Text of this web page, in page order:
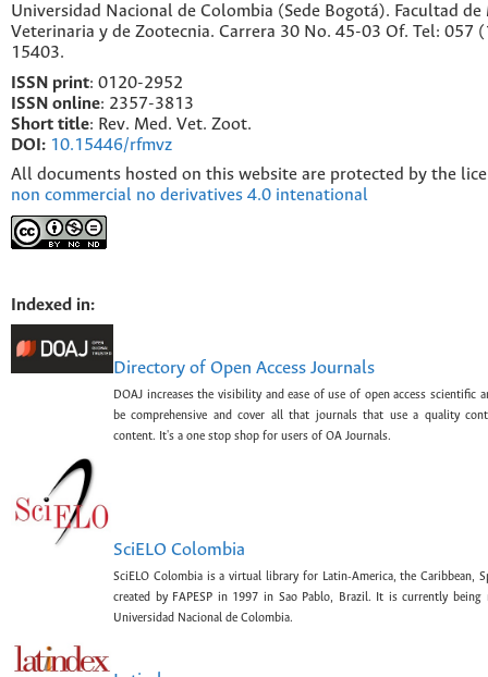
Universidad Nacional de Colombia (Sede Bogotá). Facultad de
Veterinaria y de Zootecnia. Carrera 30 No. 45-03 Of. Tel: 057
15403.
ISSN print: 0120-2952
SSN online: 2357-3813
Short title: Rev. Med. Vet. Zoot.
DOI: 10.15446/rfmvz
All documents hosted on this website are protected by the
non commercial no derivatives 4.0 intenational
Indexed in:
Directory of Open Access Journals
DOAJ increases the visibility and ease of use of open access scientific
be comprehensive and cover all that journals that use a quality
content. It's a one stop shop for users of OA Journals.
SciELO Colombia
SciELO Colombia is a virtual library for Latin-America, the Caribbean,
created by FAPESP in 1997 in Sao Pablo, Brazil. It is currently being
Universidad Nacional de Colombia.